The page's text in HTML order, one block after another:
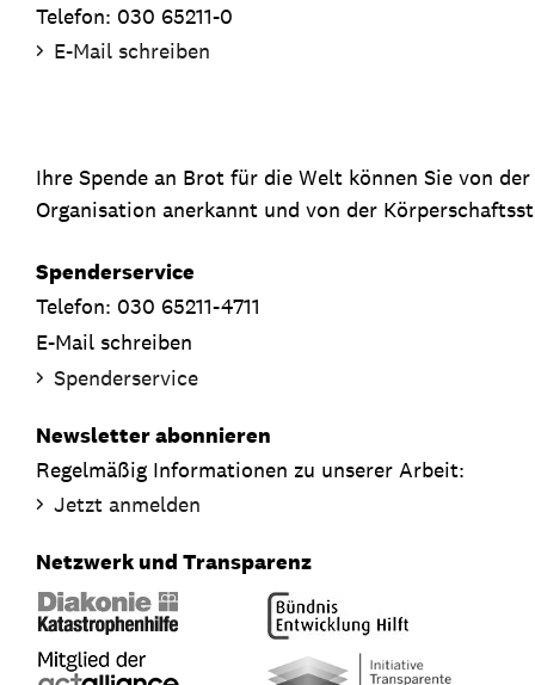
Telefon: 030 65211-0
E-Mail schreiben
Ihre Spende an Brot für die Welt können Sie von
Organisation anerkannt und von der
Spenderservice
Telefon: 030 65211-4711
E-Mail schreiben
Spenderservice
Newsletter abonnieren
Regelmäßig Informationen zu unserer Arbeit:
Jetzt anmelden
Netzwerk und Transparenz